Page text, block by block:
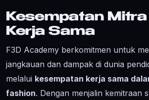
Kesempatan
Kerja Sama
F3D Academy berkomitmen untuk
jangkauan dan dampak di dunia
melalui kesempatan kerja sama
fashion. Dengan menjalin kemitraan